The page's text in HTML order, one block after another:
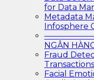
for Data
Metadata
Infosphere
NGÂN
Fraud
Facial